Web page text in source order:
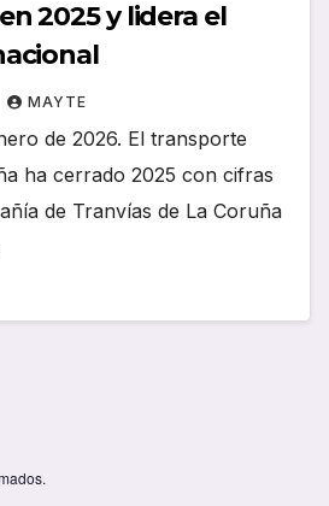
2025 y lidera el
MAYTE
de 2026. El transporte
ha cerrado 2025 con cifras
de Tranvías de La Coruña